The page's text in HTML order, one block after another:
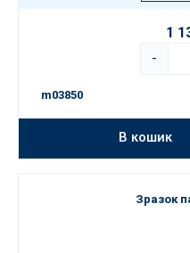
1
-
m03850
В кошик
Зразок